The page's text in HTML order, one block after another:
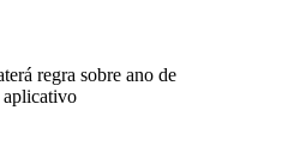
regra sobre ano de
aplicativo